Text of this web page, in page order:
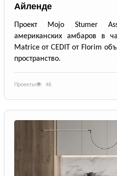
Айленде
Проект Mojo Stumer
американских амбаров в
Matrice от CEDIT от Florim
пространство.
Проекты 46